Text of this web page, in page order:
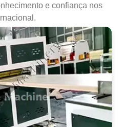
e confiança nos